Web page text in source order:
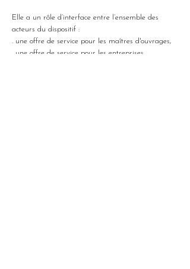
Elle a un rôle d’interface entre l’ensemble des
acteurs du dispositif :
. une offre de service pour les maîtres d'ouvrages,
. une offre de service pour les entreprises,